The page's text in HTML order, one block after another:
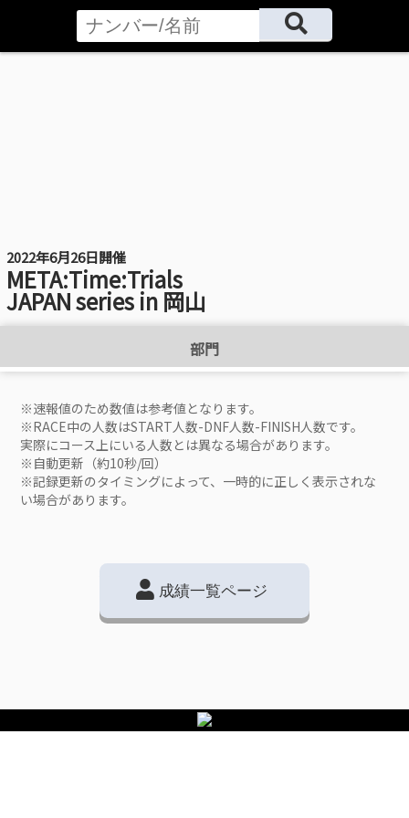
2022年6月26日開催
META:Time:Trials
JAPAN series in 岡山
部門
※速報値のため数値は参考値となります。
※RACE中の人数はSTART人数-DNF人数-FINISH人数です。
実際にコース上にいる人数とは異なる場合があります。
※自動更新（約10秒/回）
※記録更新のタイミングによって、一時的に正しく表示されな
い場合があります。
成績一覧ページ